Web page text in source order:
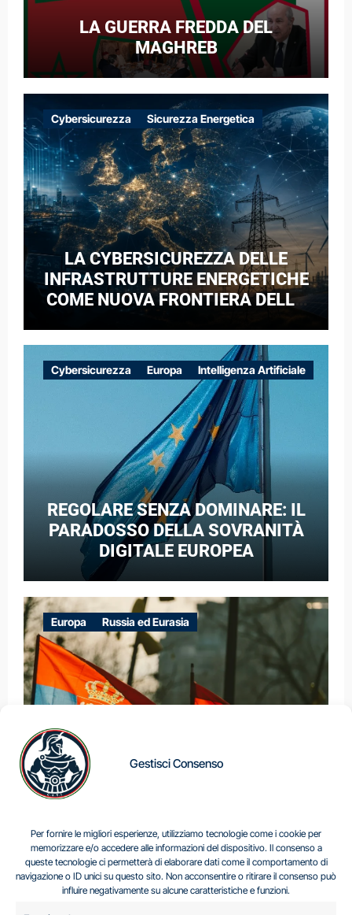
Gestisci Consenso
Per fornire le migliori esperienze, utilizziamo tecnologie come i cookie per
memorizzare e/o accedere alle informazioni del dispositivo. Il consenso a
queste tecnologie ci permetterà di elaborare dati come il comportamento di
navigazione o ID unici su questo sito. Non acconsentire o ritirare il consenso può
influire negativamente su alcune caratteristiche e funzioni.
LA GUERRA FREDDA DEL
MAGHREB
Cybersicurezza Sicurezza Energetica
LA CYBERSICUREZZA DELLE
INFRASTRUTTURE ENERGETICHE
COME NUOVA FRONTIERA DELLA
CASO DELLE RETI ELETTRICHE
EUROPEE NEL CONTESTO DELLA
GUERRA IBRIDA
Cybersicurezza Europa Intelligenza Artificiale
REGOLARE SENZA DOMINARE: IL
PARADOSSO DELLA SOVRANITÀ
DIGITALE EUROPEA
Europa Russia ed Eurasia
Centro Analisi e Studi Italus © Tutti i diritti riservati